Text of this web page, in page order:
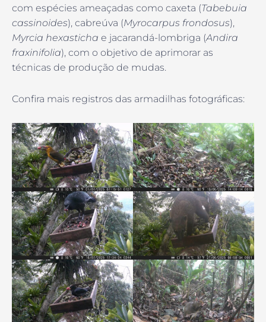
com espécies ameaçadas como caxeta (Tabebuia
cassinoides), cabreúva (Myrocarpus frondosus),
Myrcia hexasticha e jacarandá-lombriga (Andira
fraxinifolia), com o objetivo de aprimorar as
técnicas de produção de mudas.
Confira mais registros das armadilhas fotográficas: